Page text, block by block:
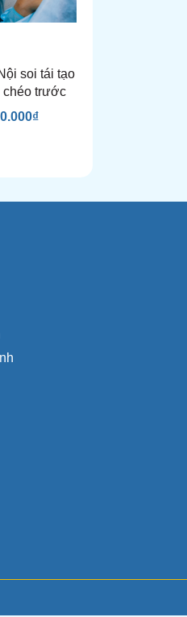
soi tái tạo
chéo trước